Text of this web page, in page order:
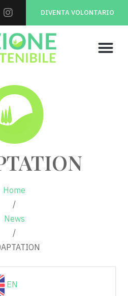
DIVENTA VOLONTARIO
Home
/
News
/
EN